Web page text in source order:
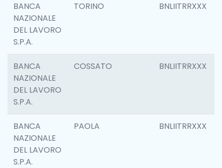
BANCA
NAZIONALE
DEL LAVORO
S.P.A.
TORINO BNLIITRRXXX
BANCA
NAZIONALE
DEL LAVORO
S.P.A.
COSSATO BNLIITRRXXX
BANCA
NAZIONALE
DEL LAVORO
S.P.A.
PAOLA BNLIITRRXXX